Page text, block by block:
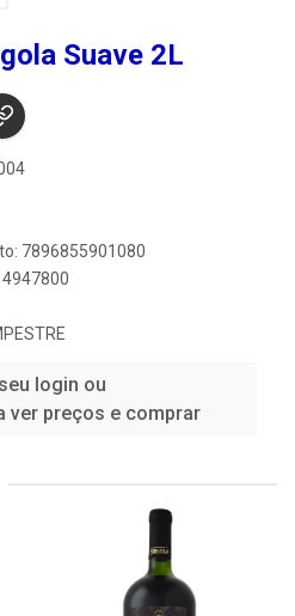
Suave 2L
7896855901080
4947800
login ou
ver preços e comprar